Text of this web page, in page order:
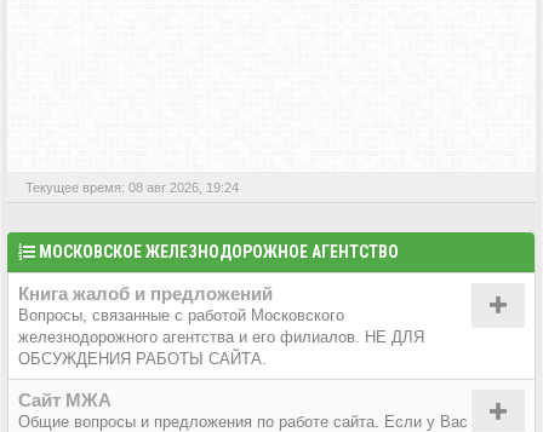
Текущее время: 08 авг 2026, 19:24
МОСКОВСКОЕ ЖЕЛЕЗНОДОРОЖНОЕ АГЕНТСТВО
Книга жалоб и предложений
Вопросы, связанные с работой Московского
железнодорожного агентства и его филиалов. НЕ ДЛЯ
ОБСУЖДЕНИЯ РАБОТЫ САЙТА.
Сайт МЖА
Общие вопросы и предложения по работе сайта. Если у Вас